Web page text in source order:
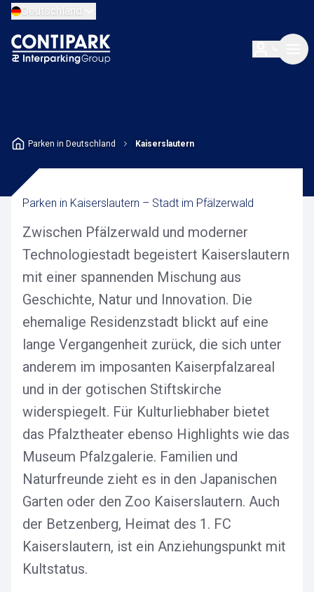
Deutschland
Parken in Deutschland Kaiserslautern
Parken in Kaiserslautern – Stadt im Pfälzerwald
Zwischen Pfälzerwald und moderner
Technologiestadt begeistert Kaiserslautern
mit einer spannenden Mischung aus
Geschichte, Natur und Innovation. Die
ehemalige Residenzstadt blickt auf eine
lange Vergangenheit zurück, die sich unter
anderem im imposanten Kaiserpfalzareal
und in der gotischen Stiftskirche
widerspiegelt. Für Kulturliebhaber bietet
das Pfalztheater ebenso Highlights wie das
Museum Pfalzgalerie. Familien und
Naturfreunde zieht es in den Japanischen
Garten oder den Zoo Kaiserslautern. Auch
der Betzenberg, Heimat des 1. FC
Kaiserslautern, ist ein Anziehungspunkt mit
Kultstatus.